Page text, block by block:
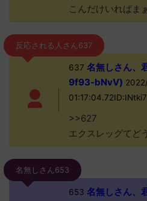
こんだけいればま
反応される人さん637
637 名無しさん、
9f93-bNvV)
>>627
エクスレッグてど
名無しさん653
653 名無しさん、